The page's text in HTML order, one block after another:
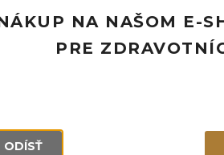
NA NAŠOM E-
PRE
ODÍSŤ